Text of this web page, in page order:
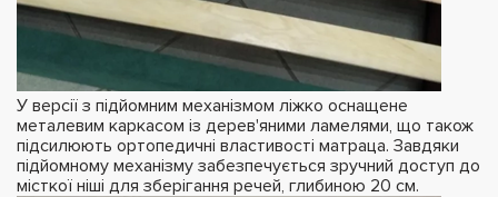
У версії з підйомним механізмом ліжко оснащене
металевим каркасом із дерев'яними ламелями, що також
підсилюють ортопедичні властивості матраца. Завдяки
підйомному механізму забезпечується зручний доступ до
місткої ніші для зберігання речей, глибиною 20 см.